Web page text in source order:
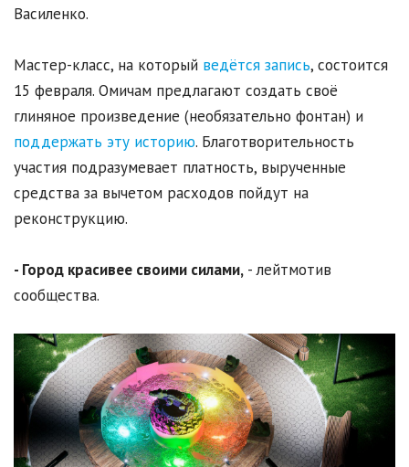
Василенко.
Мастер-класс, на который ведётся запись, состоится
15 февраля. Омичам предлагают создать своё
глиняное произведение (необязательно фонтан) и
поддержать эту историю. Благотворительность
участия подразумевает платность, вырученные
средства за вычетом расходов пойдут на
реконструкцию.
- Город красивее своими силами, - лейтмотив
сообщества.